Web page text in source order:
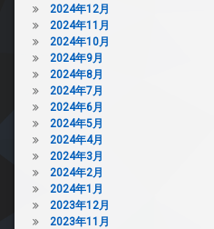
2024年12月
2024年11月
2024年10月
2024年9月
2024年8月
2024年7月
2024年6月
2024年5月
2024年4月
2024年3月
2024年2月
2024年1月
2023年12月
2023年11月